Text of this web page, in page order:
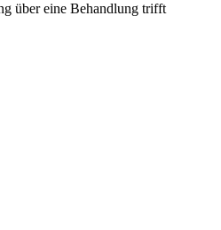
über eine Behandlung trifft